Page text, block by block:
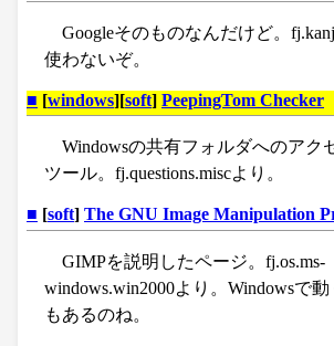
Googleそのものなんだけど。
使わないぞ。
■ [windows][soft] PeepingTom Checker
Windowsの共有フォルダへのアク
ツール。fj.questions.miscより。
■ [soft] The GNU Image Manipulation
GIMPを説明したページ。fj.os.ms-
windows.win2000より。Windowsで
もあるのね。